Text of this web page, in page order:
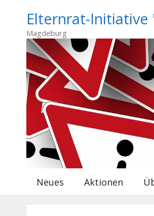
springen
Elternrat-
Magdeburg
Neues Aktionen